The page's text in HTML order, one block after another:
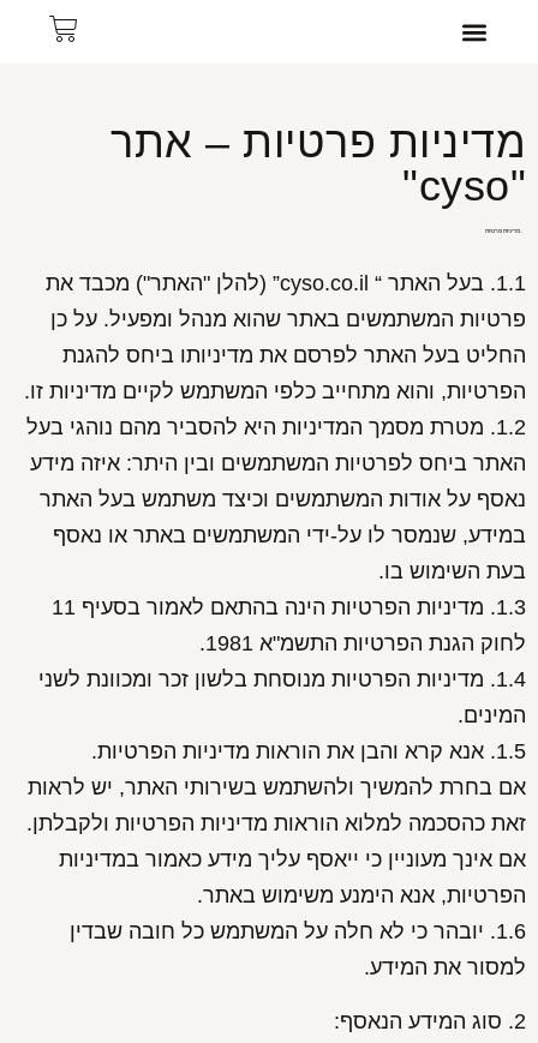
מדיניות פרטיות – אתר
"cyso"
1.1. בעל האתר “ cyso.co.il” (להלן "האתר") מכבד את
פרטיות המשתמשים באתר שהוא מנהל ומפעיל. על כן
החליט בעל האתר לפרסם את מדיניותו ביחס להגנת
הפרטיות, והוא מתחייב כלפי המשתמש לקיים מדיניות זו.
1.2. מטרת מסמך המדיניות היא להסביר מהם נוהגי בעל
האתר ביחס לפרטיות המשתמשים ובין היתר: איזה מידע
נאסף על אודות המשתמשים וכיצד משתמש בעל האתר
במידע, שנמסר לו על-ידי המשתמשים באתר או נאסף
בעת השימוש בו.
1.3. מדיניות הפרטיות הינה בהתאם לאמור בסעיף 11
לחוק הגנת הפרטיות התשמ"א 1981.
1.4. מדיניות הפרטיות מנוסחת בלשון זכר ומכוונת לשני
המינים.
1.5. אנא קרא והבן את הוראות מדיניות הפרטיות.
אם בחרת להמשיך ולהשתמש בשירותי האתר, יש לראות
זאת כהסכמה למלוא הוראות מדיניות הפרטיות ולקבלתן.
אם אינך מעוניין כי ייאסף עליך מידע כאמור במדיניות
הפרטיות, אנא הימנע משימוש באתר.
1.6. יובהר כי לא חלה על המשתמש כל חובה שבדין
למסור את המידע.
2. סוג המידע הנאסף: